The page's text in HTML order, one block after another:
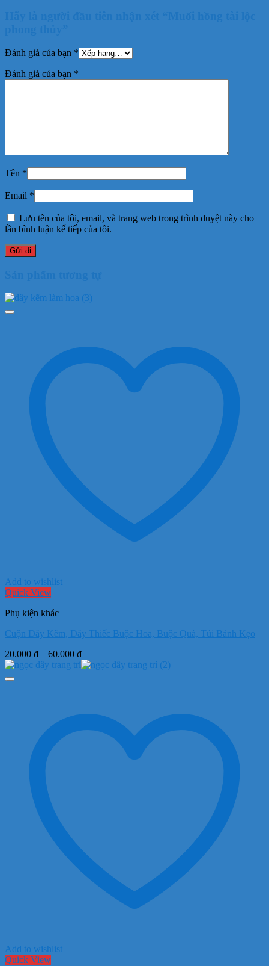
Đánh giá của bạn *
Đánh giá của bạn *
Tên *
Email *
Lưu tên của tôi, email, và trang web trong trình duyệt này cho
lần bình luận kế tiếp của tôi.
Add to wishlist
Quick View
Phụ kiện khác
Cuộn Dây Kẽm, Dây Thiếc Buộc Hoa, Buộc Quà, Túi Bánh Kẹo
20.000 ₫ – 60.000 ₫Khoảng
giá:
Add to wishlist
Quick View